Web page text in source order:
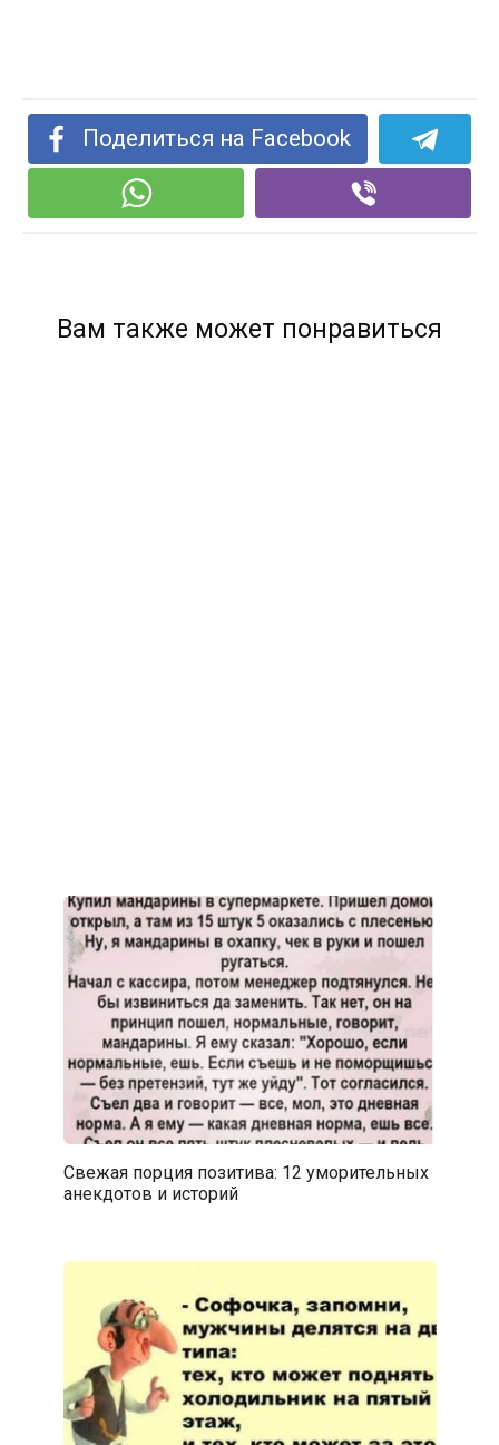
Поделиться на Facebook
Вам также может понравиться
Свежая порция позитива: 12 уморительных
анекдотов и историй